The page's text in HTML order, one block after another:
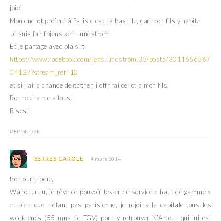
joie!
Mon endrot preferé à Paris c est La bastille, car mon fils y habite.
Je suis fan fbjens ken Lundstrom
Et je partage avec plaisir:
https://www.facebook.com/jens.lundstrom.33/posts/3011656367
04127?stream_ref=10
et si j ai la chance de gagner, j offrirai ce lot a mon fils.
Bonne chance a tous!
Bises!
RÉPONDRE
SERRES CAROLE 4 mars 2014
Bonjour Elodie,
Wahouuuuu, je rêve de pouvoir tester ce service « haut de gamme »
et bien que n’étant pas parisienne, je rejoins la capitale tous les
week-ends (55 mns de TGV) pour y retrouver N’Amour qui lui est